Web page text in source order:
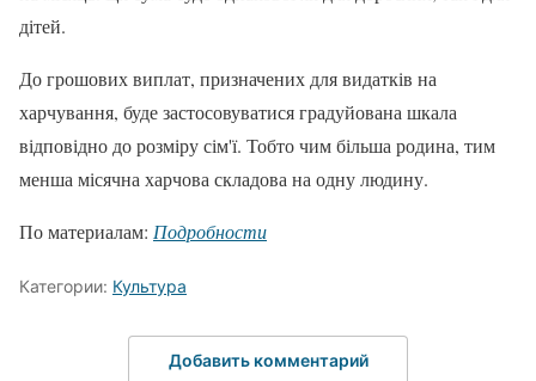
дітей.
До грошових виплат, призначених для видатків на
харчування, буде застосовуватися градуйована шкала
відповідно до розміру сім'ї. Тобто чим більша родина, тим
менша місячна харчова складова на одну людину.
По материалам: Подробности
Категории: Культура
Добавить комментарий